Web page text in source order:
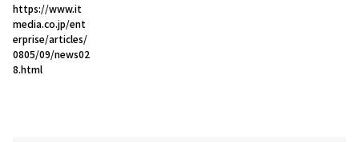
https://www.it
media.co.jp/ent
erprise/articles/
0805/09/news02
8.html